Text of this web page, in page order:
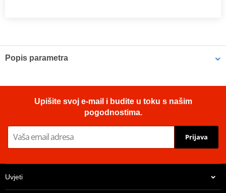
Popis parametra
Hiflofiltro air filters are manufactured to fit the factory air box and
are a direct replacement for original equipment filters. Top quality
powerflow filtering media, developed for modern high
performance engines.
Upišite svoj e-mail i budite u toku s našim
pogodnostima.
Prijava
Uvjeti